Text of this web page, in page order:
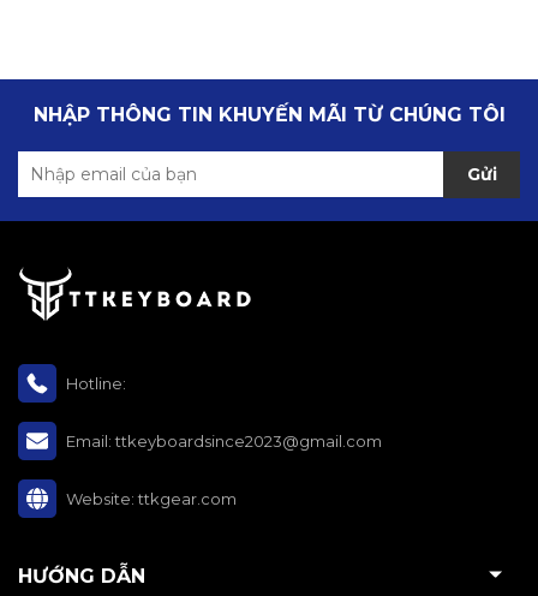
NHẬP THÔNG TIN KHUYẾN MÃI TỪ CHÚNG TÔI
Gửi
Hotline:
Email:ttkeyboardsince2023@gmail.com
Website:ttkgear.com
HƯỚNG DẪN